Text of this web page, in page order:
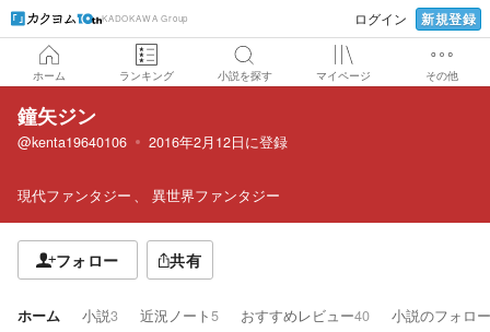
KADOKAWA Group ログイン 新規登録
ホーム ランキング 小説を探す マイページ その他
鐘矢ジン
@kenta19640106 2016年2月12日に登録
現代ファンタジー 異世界ファンタジー
フォロー 共有
ホーム 小説3 近況ノート 5 おすすめレビュー40 小説のフォロー